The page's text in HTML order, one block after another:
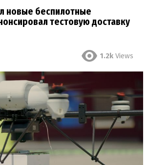
новые беспилотные
тестовую доставку
1.2k Views